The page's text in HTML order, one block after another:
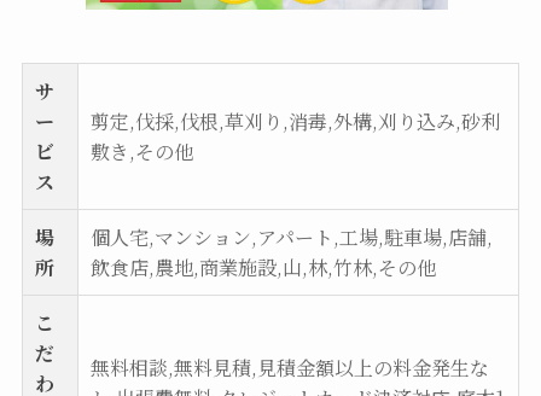
サ
ー
ビ
ス
剪定,伐採,伐根,草刈り,消毒,外構,刈り込み,砂利
敷き,その他
場
所
個人宅,マンション,アパート,工場,駐車場,店舗,
飲食店,農地,商業施設,山,林,竹林,その他
こ
だ
わ
無料相談,無料見積,見積金額以上の料金発生な